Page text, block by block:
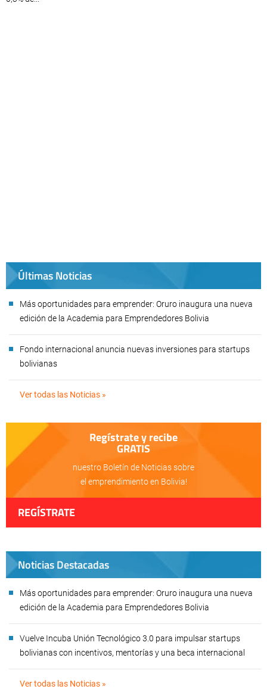
Últimas Noticias
Más oportunidades para emprender: Oruro inaugura una nueva
edición de la Academia para Emprendedores Bolivia
Fondo internacional anuncia nuevas inversiones para startups
bolivianas
Ver todas las Noticias »
Regístrate y recibe
GRATIS
nuestro Boletín de Noticias sobre
el emprendimiento en Bolivia!
REGÍSTRATE
Noticias Destacadas
Más oportunidades para emprender: Oruro inaugura una nueva
edición de la Academia para Emprendedores Bolivia
Vuelve Incuba Unión Tecnológico 3.0 para impulsar startups
bolivianas con incentivos, mentorías y una beca internacional
Ver todas las Noticias »